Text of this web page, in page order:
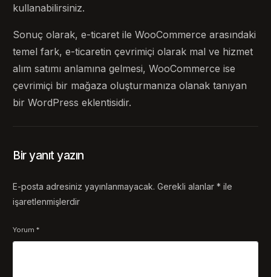
kullanabilirsiniz.
Sonuç olarak, e-ticaret ile WooCommerce arasındaki
temel fark, e-ticaretin çevrimiçi olarak mal ve hizmet
alım satımı anlamına gelmesi, WooCommerce ise
çevrimiçi bir mağaza oluşturmanıza olanak tanıyan
bir WordPress eklentisidir.
Bir yanıt yazın
E-posta adresiniz yayınlanmayacak. Gerekli alanlar* ile
işaretlenmişlerdir
Yorum*